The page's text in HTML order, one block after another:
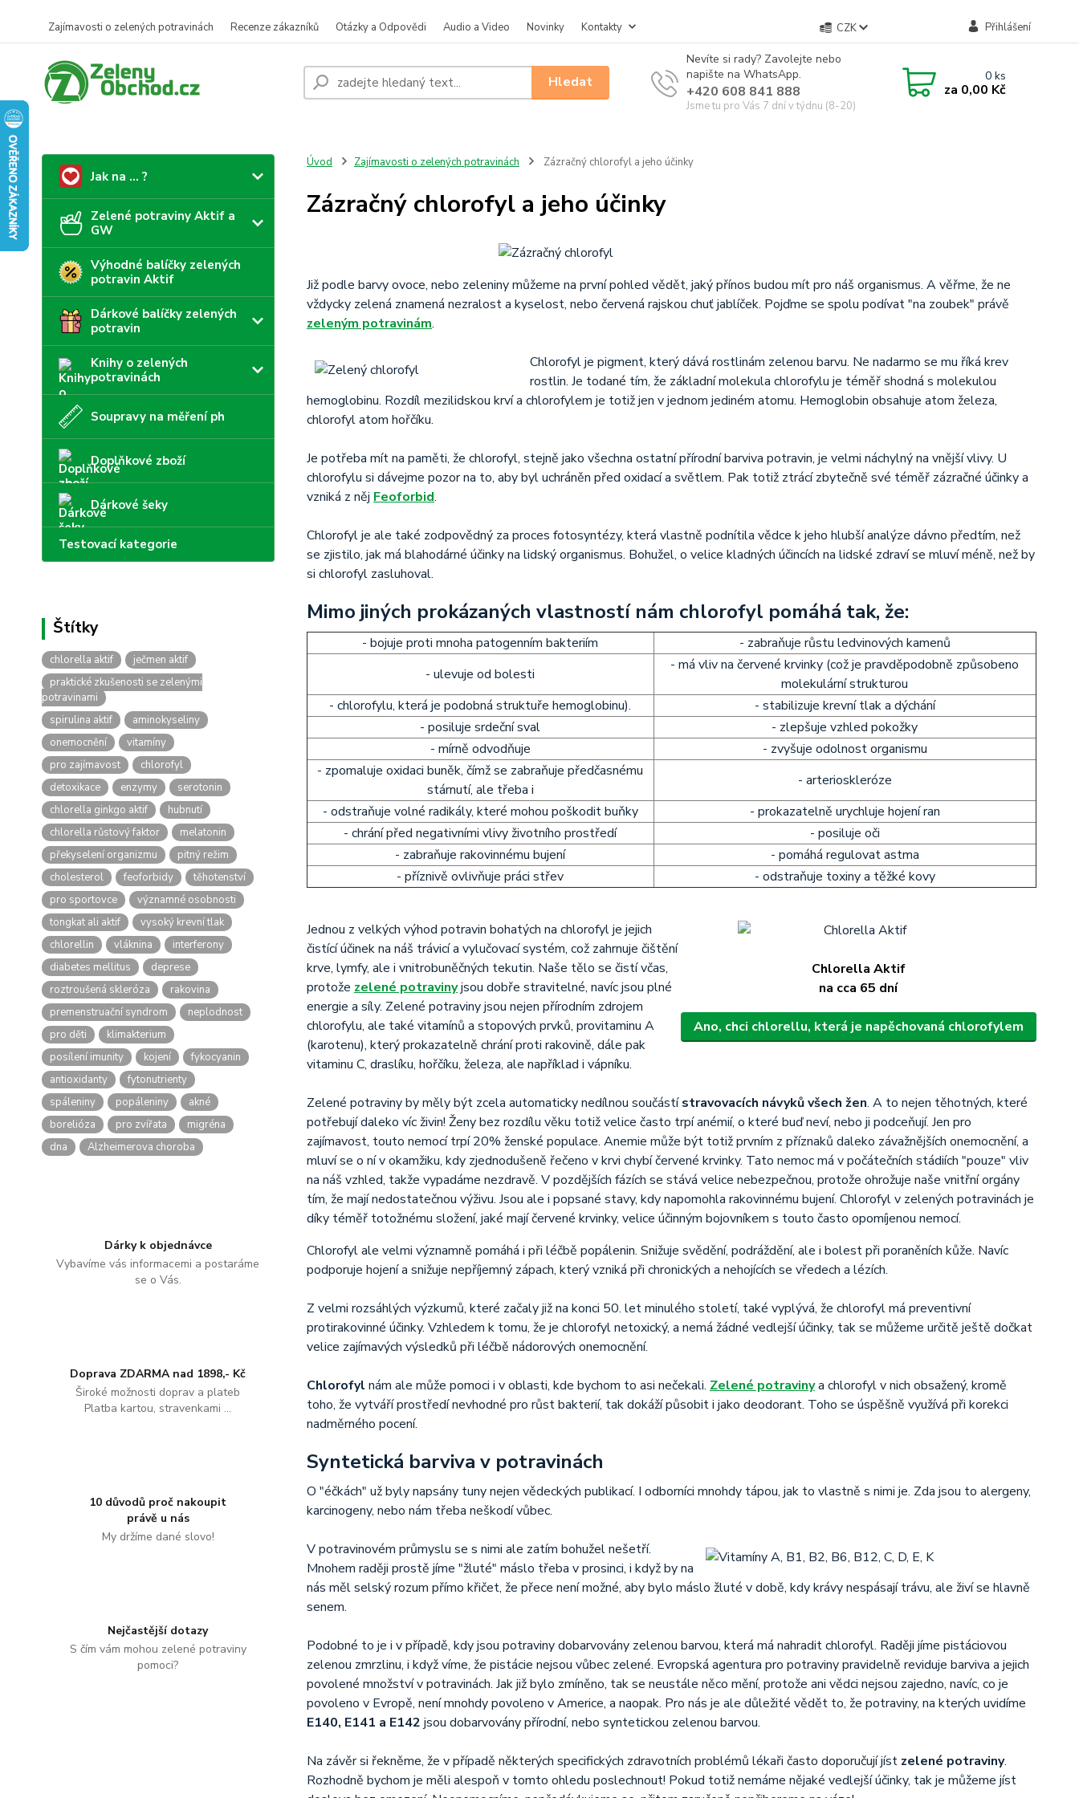
Zajímavosti o zelených potravinách Recenze zákazníků Otázky a Odpovědi Audio a Video Novinky Kontakty CZK Přihlášení
Hledat
Nevíte si rady? Zavolejte nebo
napište na WhatsApp.
+420 608 841 888
Jsme tu pro Vás 7 dní v týdnu (8-20)
0ks
za 0,00 Kč
chlorella aktif
ječmen aktif
praktické zkušenosti se zelenými
potravinami
spirulina aktif
aminokyseliny
onemocnění
vitamíny
pro zajímavost
chlorofyl
detoxikace
enzymy
serotonin
chlorella ginkgo aktif
hubnutí
chlorella růstový faktor
melatonin
překyselení organizmu
pitný režim
cholesterol
feoforbidy
těhotenství
pro sportovce
významné osobnosti
tongkat ali aktif
vysoký krevní tlak
chlorellin
vláknina
interferony
diabetes mellitus
deprese
roztroušená skleróza
rakovina
premenstruační syndrom
neplodnost
pro děti
klimakterium
posílení imunity
kojení
fykocyanin
antioxidanty
fytonutrienty
spáleniny
popáleniny
akné
borelióza
pro zvířata
migréna
dna
Alzheimerova choroba
Jak na ... ?
Zelené potraviny Aktif a
GW
Výhodné balíčky zelených
potravin Aktif
Dárkové balíčky zelených
potravin
Knihy o zelených
potravinách
Soupravy na měření ph
Doplňkové zboží
Dárkové šeky
Testovací kategorie
Dárky k objednávce
Vybavíme vás informacemi a postaráme
se o Vás.
Doprava ZDARMA nad 1898,- Kč
Široké možnosti doprav a plateb
Platba kartou, stravenkami ...
10 důvodů proč nakoupit
právě u nás
My držíme dané slovo!
Nejčastější dotazy
S čím vám mohou zelené potraviny
pomoci?
Úvod Zajímavosti o zelených potravinách Zázračný chlorofyl a jeho účinky
Zázračný chlorofyl a jeho účinky
Již podle barvy ovoce, nebo zeleniny můžeme na první pohled vědět, jaký přínos budou mít pro náš organismus. A věřme, že ne
vždycky zelená znamená nezralost a kyselost, nebo červená rajskou chuť jablíček. Pojďme se spolu podívat "na zoubek" právě
zeleným potravinám.
Chlorofyl je pigment, který dává rostlinám zelenou barvu. Ne nadarmo se mu říká krev
rostlin. Je todané tím, že základní molekula chlorofylu je téměř shodná s molekulou
hemoglobinu. Rozdíl mezilidskou krví a chlorofylem je totiž jen v jednom jediném atomu. Hemoglobin obsahuje atom železa,
chlorofyl atom hořčíku.
Je potřeba mít na paměti, že chlorofyl, stejně jako všechna ostatní přírodní barviva potravin, je velmi náchylný na vnější vlivy. U
chlorofylu si dávejme pozor na to, aby byl uchráněn před oxidací a světlem. Pak totiž ztrácí zbytečně své téměř zázračné účinky a
vzniká z něj Feoforbid.
Chlorofyl je ale také zodpovědný za proces fotosyntézy, která vlastně podnítila vědce k jeho hlubší analýze dávno předtím, než
se zjistilo, jak má blahodárné účinky na lidský organismus. Bohužel, o velice kladných účincích na lidské zdraví se mluví méně, než by
si chlorofyl zasluhoval.
Mimo jiných prokázaných vlastností nám chlorofyl pomáhá tak, že:
- bojuje proti mnoha patogenním bakteriím
- zabraňuje růstu ledvinových kamenů
- ulevuje od bolesti
- má vliv na červené krvinky (což je pravděpodobně způsobeno
molekulární strukturou
- chlorofylu, která je podobná struktuře hemoglobinu).
- stabilizuje krevní tlak a dýchání
- posiluje srdeční sval
- zlepšuje vzhled pokožky
- mírně odvodňuje
- zvyšuje odolnost organismu
- zpomaluje oxidaci buněk, čímž se zabraňuje předčasnému
stárnutí, ale třeba i
- arterioskleróze
- odstraňuje volné radikály, které mohou poškodit buňky
- prokazatelně urychluje hojení ran
- chrání před negativními vlivy životního prostředí
- posiluje oči
- zabraňuje rakovinnému bujení
- pomáhá regulovat astma
- příznivě ovlivňuje práci střev
- odstraňuje toxiny a těžké kovy
Chlorella Aktif
na cca 65 dní
Ano, chci chlorellu, která je napěchovaná chlorofylem
Jednou z velkých výhod potravin bohatých na chlorofyl je jejich
čistící účinek na náš trávicí a vylučovací systém, což zahrnuje čištění
krve, lymfy, ale i vnitrobuněčných tekutin. Naše tělo se čistí včas,
protože zelené potravinyjsou dobře stravitelné, navíc jsou plné
energie a síly. Zelené potraviny jsou nejen přírodním zdrojem
chlorofylu, ale také vitamínů a stopových prvků, provitaminu A
(karotenu), který prokazatelně chrání proti rakovině, dále pak
vitaminu C, draslíku, hořčíku, železa, ale například i vápníku.
Zelené potraviny by měly být zcela automaticky nedílnou součástístravovacích návyků všech žen. A to nejen těhotných, které
potřebují daleko víc živin! Ženy bez rozdílu věku totiž velice často trpí anémií, o které buď neví, nebo ji podceňují. Jen pro
zajímavost, touto nemocí trpí 20% ženské populace. Anemie může být totiž prvním z příznaků daleko závažnějších onemocnění, a
mluví se o ní v okamžiku, kdy zjednodušeně řečeno v krvi chybí červené krvinky. Tato nemoc má v počátečních stádiích "pouze" vliv
na náš vzhled, takže vypadáme nezdravě. V pozdějších fázích se stává velice nebezpečnou, protože ohrožuje naše vnitřní orgány
tím, že mají nedostatečnou výživu. Jsou ale i popsané stavy, kdy napomohla rakovinnému bujení. Chlorofyl v zelených potravinách je
díky téměř totožnému složení, jaké mají červené krvinky, velice účinným bojovníkem s touto často opomíjenou nemocí.
Chlorofyl ale velmi významně pomáhá i při léčbě popálenin. Snižuje svědění, podráždění, ale i bolest při poraněních kůže. Navíc
podporuje hojení a snižuje nepříjemný zápach, který vzniká při chronických a nehojících se vředech a lézích.
Z velmi rozsáhlých výzkumů, které začaly již na konci 50. let minulého století, také vyplývá, že chlorofyl má preventivní
protirakovinné účinky. Vzhledem k tomu, že je chlorofyl netoxický, a nemá žádné vedlejší účinky, tak se můžeme určitě ještě dočkat
velice zajímavých výsledků při léčbě nádorových onemocnění.
Chlorofyl nám ale může pomoci i v oblasti, kde bychom to asi nečekali. Zelené potravinya chlorofyl v nich obsažený, kromě
toho, že vytváří prostředí nevhodné pro růst bakterií, tak dokáží působit i jako deodorant. Toho se úspěšně využívá při korekci
nadměrného pocení.
Syntetická barviva v potravinách
O "éčkách" už byly napsány tuny nejen vědeckých publikací. I odborníci mnohdy tápou, jak to vlastně s nimi je. Zda jsou to alergeny,
karcinogeny, nebo nám třeba neškodí vůbec.
V potravinovém průmyslu se s nimi ale zatím bohužel nešetří.
Mnohem raději prostě jíme "žluté" máslo třeba v prosinci, i když by na
nás měl selský rozum přímo křičet, že přece není možné, aby bylo máslo žluté v době, kdy krávy nespásají trávu, ale živí se hlavně
senem.
Podobné to je i v případě, kdy jsou potraviny dobarvovány zelenou barvou, která má nahradit chlorofyl. Raději jíme pistáciovou
zelenou zmrzlinu, i když víme, že pistácie nejsou vůbec zelené. Evropská agentura pro potraviny pravidelně reviduje barviva a jejich
povolené množství v potravinách. Jak již bylo zmíněno, tak se neustále něco mění, protože ani vědci nejsou zajedno, navíc, co je
povoleno v Evropě, není mnohdy povoleno v Americe, a naopak. Pro nás je ale důležité vědět to, že potraviny, na kterých uvidíme
E140, E141 a E142 jsou dobarvovány přírodní, nebo syntetickou zelenou barvou.
Na závěr si řekněme, že v případě některých specifických zdravotních problémů lékaři často doporučují jíst zelené potraviny.
Rozhodně bychom je měli alespoň v tomto ohledu poslechnout! Pokud totiž nemáme nějaké vedlejší účinky, tak je můžeme jíst